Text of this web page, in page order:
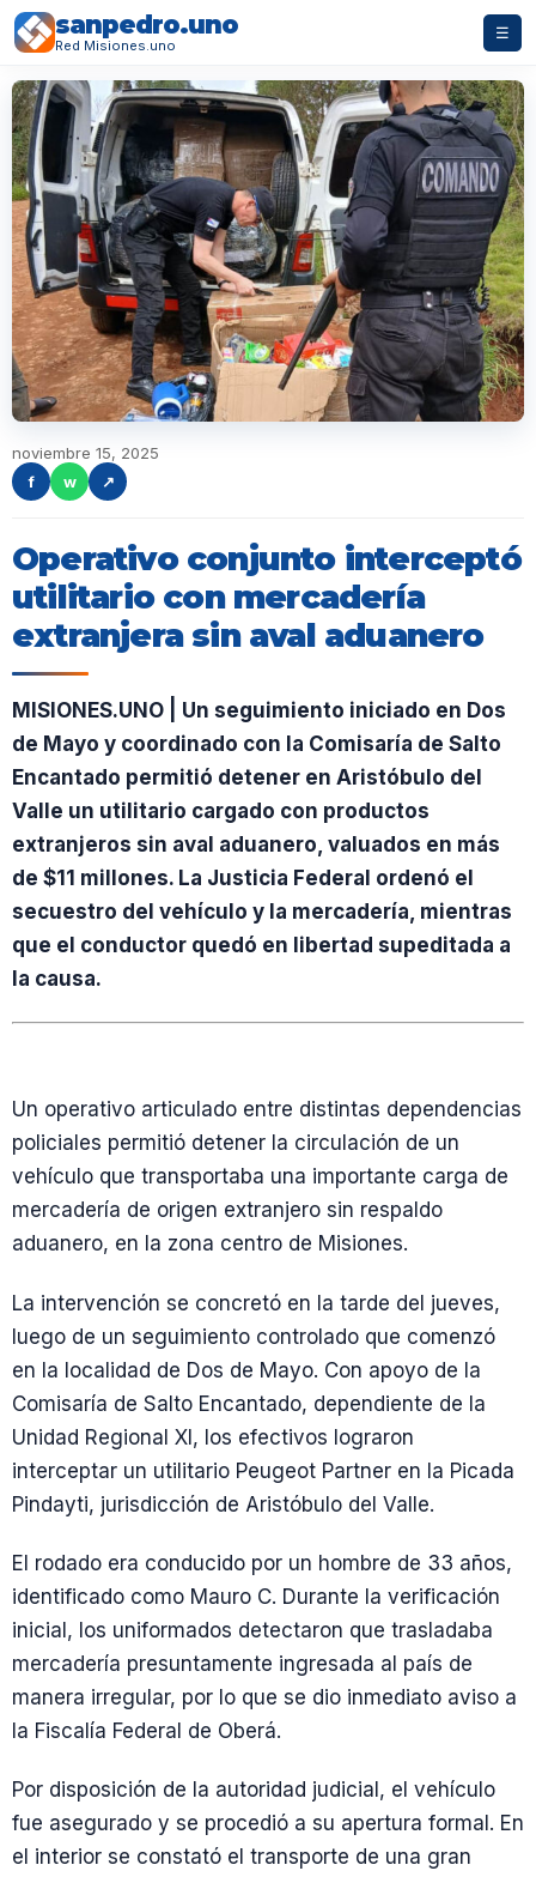
sanpedro.uno
Red Misiones.uno
☰
noviembre 15, 2025
f
w ↗
Operativo conjunto interceptó
utilitario con mercadería
extranjera sin aval aduanero
MISIONES.UNO | Un seguimiento iniciado en Dos
de Mayo y coordinado con la Comisaría de Salto
Encantado permitió detener en Aristóbulo del
Valle un utilitario cargado con productos
extranjeros sin aval aduanero, valuados en más
de $11 millones. La Justicia Federal ordenó el
secuestro del vehículo y la mercadería, mientras
que el conductor quedó en libertad supeditada a
la causa.
Un operativo articulado entre distintas dependencias
policiales permitió detener la circulación de un
vehículo que transportaba una importante carga de
mercadería de origen extranjero sin respaldo
aduanero, en la zona centro de Misiones.
La intervención se concretó en la tarde del jueves,
luego de un seguimiento controlado que comenzó
en la localidad de Dos de Mayo. Con apoyo de la
Comisaría de Salto Encantado, dependiente de la
Unidad Regional XI, los efectivos lograron
interceptar un utilitario Peugeot Partner en la Picada
Pindayti, jurisdicción de Aristóbulo del Valle.
El rodado era conducido por un hombre de 33 años,
identificado como Mauro C. Durante la verificación
inicial, los uniformados detectaron que trasladaba
mercadería presuntamente ingresada al país de
manera irregular, por lo que se dio inmediato aviso a
la Fiscalía Federal de Oberá.
Por disposición de la autoridad judicial, el vehículo
fue asegurado y se procedió a su apertura formal. En
el interior se constató el transporte de una gran